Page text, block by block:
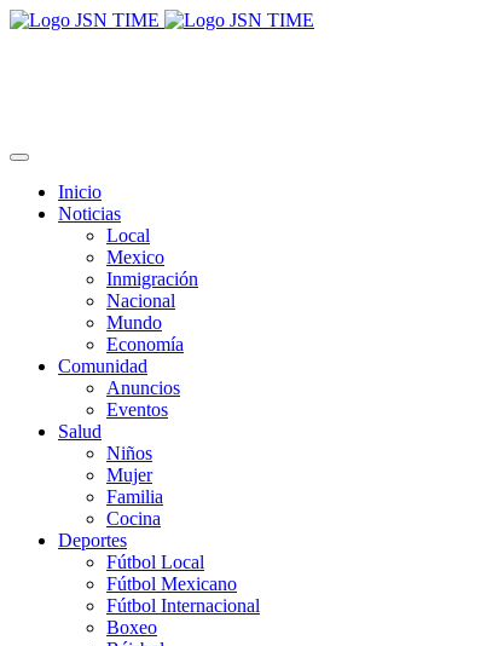
Inicio
Noticias
Local
Mexico
Inmigración
Nacional
Mundo
Economía
Comunidad
Anuncios
Eventos
Salud
Niños
Mujer
Familia
Cocina
Deportes
Fútbol Local
Fútbol Mexicano
Fútbol Internacional
Boxeo